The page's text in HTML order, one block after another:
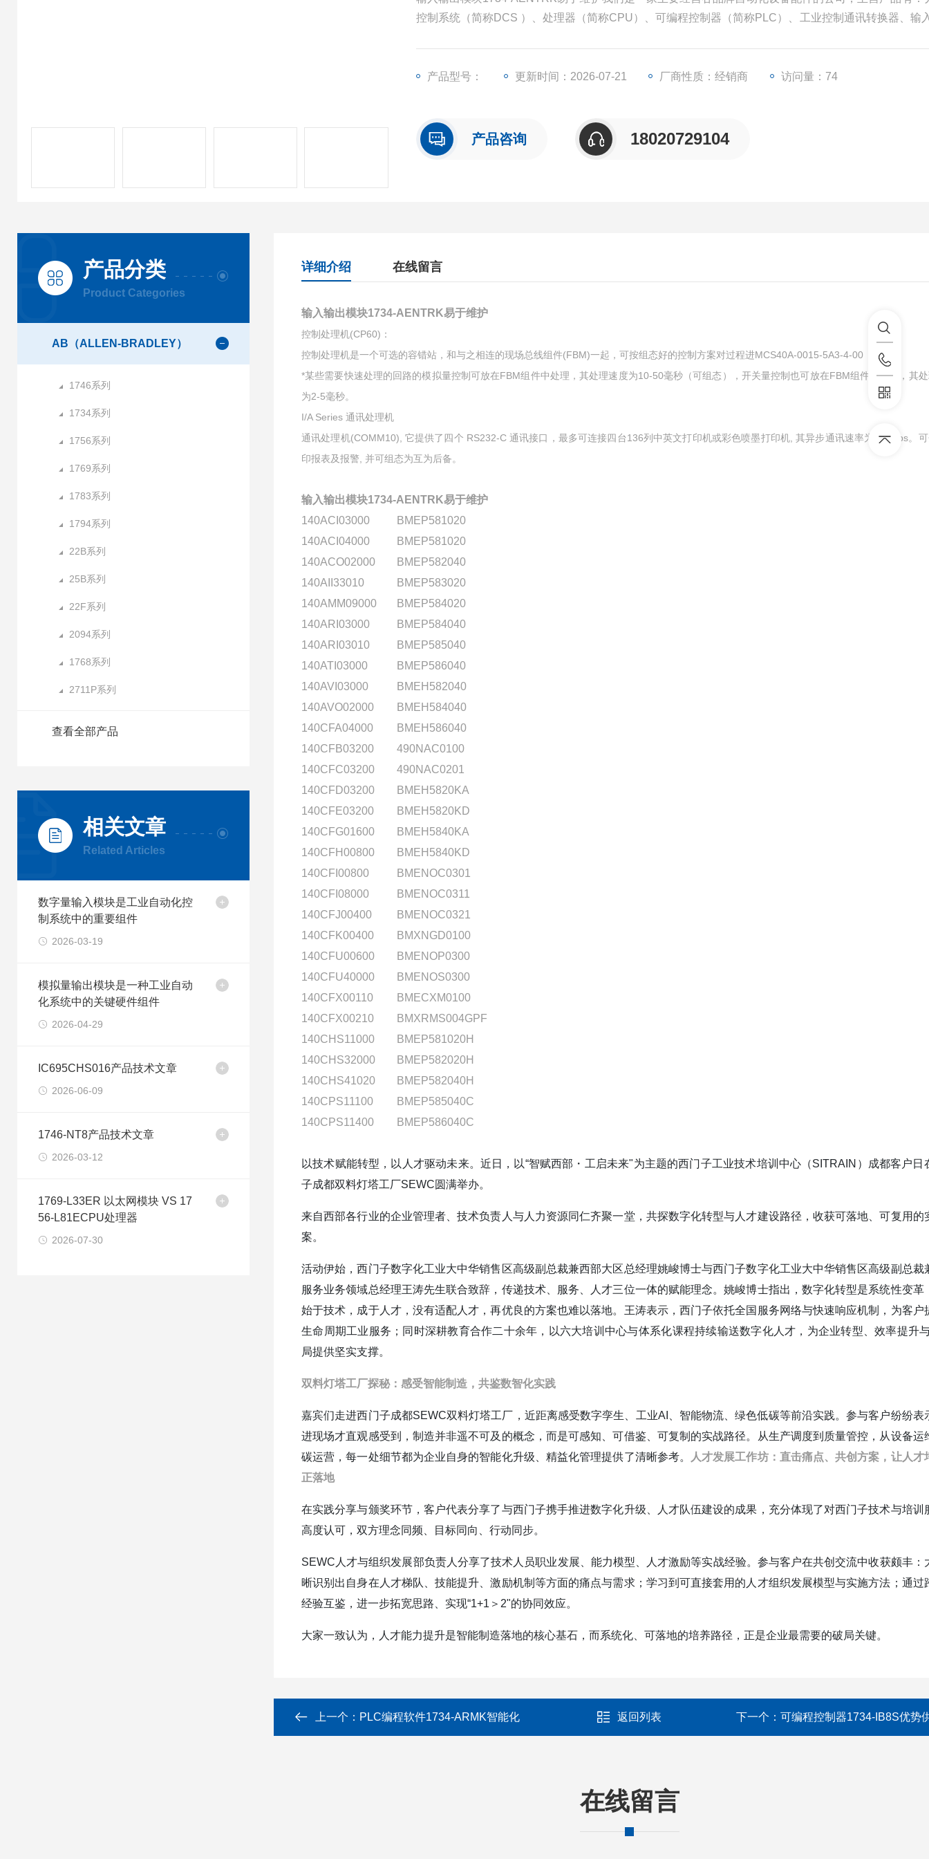
控制系统（简称DCS ）、处理器（简称CPU）、可编程控制器（简称PLC）、工业控制通讯转换器、输
产品型号： 更新时间：2026-07-21 厂商性质：经销商 访问量：74
产品咨询 18020729104
产品分类
Product Categories
AB（ALLEN-BRADLEY）
1746系列
1734系列
1756系列
1769系列
1783系列
1794系列
22B系列
25B系列
22F系列
2094系列
1768系列
2711P系列
查看全部产品
相关文章
Related Articles
数字量输入模块是工业自动化控
制系统中的重要组件
2026-03-19
模拟量输出模块是一种工业自动
化系统中的关键硬件组件
2026-04-29
IC695CHS016产品技术文章
2026-06-09
1746-NT8产品技术文章
2026-03-12
1769-L33ER 以太网模块 VS 17
56-L81ECPU处理器
2026-07-30
详细介绍 在线留言
输入输出模块1734-AENTRK易于维护
控制处理机(CP60)：
控制处理机是一个可选的容错站，和与之相连的现场总线组件(FBM)一起，可按组态好的控制方案对过程进MCS40A-0015-5A3-4-00 模块
*某些需要快速处理的回路的模拟量控制可放在FBM组件中处理，其处理速度为10-50毫秒（可组态），开关量控制也可放在FBM组件中处理，其
为2-5毫秒。
I/A Series 通讯处理机
通讯处理机(COMM10), 它提供了四个 RS232-C 通讯接口，最多可连接四台136列中英文打印机或彩色喷墨打印机, 其异步通讯速率为9.6kbps。
印报表及报警, 并可组态为互为后备。
输入输出模块1734-AENTRK易于维护
140ACI03000
BMEP581020
140ACI04000
BMEP581020
140ACO02000
BMEP582040
140AII33010
BMEP583020
140AMM09000
BMEP584020
140ARI03000
BMEP584040
140ARI03010
BMEP585040
140ATI03000
BMEP586040
140AVI03000
BMEH582040
140AVO02000
BMEH584040
140CFA04000
BMEH586040
140CFB03200
490NAC0100
140CFC03200
490NAC0201
140CFD03200
BMEH5820KA
140CFE03200
BMEH5820KD
140CFG01600
BMEH5840KA
140CFH00800
BMEH5840KD
140CFI00800
BMENOC0301
140CFI08000
BMENOC0311
140CFJ00400
BMENOC0321
140CFK00400
BMXNGD0100
140CFU00600
BMENOP0300
140CFU40000
BMENOS0300
140CFX00110
BMECXM0100
140CFX00210
BMXRMS004GPF
140CHS11000
BMEP581020H
140CHS32000
BMEP582020H
140CHS41020
BMEP582040H
140CPS11100
BMEP585040C
140CPS11400
BMEP586040C
以技术赋能转型，以人才驱动未来。近日，以“智赋西部・工启未来"为主题的西门子工业技术培训中心（SITRAIN）成都客户日
子成都双料灯塔工厂SEWC圆满举办。
来自西部各行业的企业管理者、技术负责人与人力资源同仁齐聚一堂，共探数字化转型与人才建设路径，收获可落地、可复用的
案。
活动伊始，西门子数字化工业大中华销售区高级副总裁兼西部大区总经理姚峻博士与西门子数字化工业大中华销售区高级副总裁
服务业务领域总经理王涛先生联合致辞，传递技术、服务、人才三位一体的赋能理念。姚峻博士指出，数字化转型是系统性变革
始于技术，成于人才，没有适配人才，再优良的方案也难以落地。王涛表示，西门子依托全国服务网络与快速响应机制，为客户
生命周期工业服务；同时深耕教育合作二十余年，以六大培训中心与体系化课程持续输送数字化人才，为企业转型、效率提升
局提供坚实支撑。
双料灯塔工厂探秘：感受智能制造，共鉴数智化实践
嘉宾们走进西门子成都SEWC双料灯塔工厂，近距离感受数字孪生、工业AI、智能物流、绿色低碳等前沿实践。参与客户纷纷表
进现场才直观感受到，制造并非遥不可及的概念，而是可感知、可借鉴、可复制的实战路径。从生产调度到质量管控，从设备运
碳运营，每一处细节都为企业自身的智能化升级、精益化管理提供了清晰参考。
人才发展工作坊：直击痛点、共创方案，让人才
正落地
在实践分享与颁奖环节，客户代表分享了与西门子携手推进数字化升级、人才队伍建设的成果，充分体现了对西门子技术与培训
高度认可，双方理念同频、目标同向、行动同步。
SEWC人才与组织发展部负责人分享了技术人员职业发展、能力模型、人才激励等实战经验。参与客户在共创交流中收获颇丰：
晰识别出自身在人才梯队、技能提升、激励机制等方面的痛点与需求；学习到可直接套用的人才组织发展模型与实施方法；通过
经验互鉴，进一步拓宽思路、实现“1+1＞2"的协同效应。
大家一致认为，人才能力提升是智能制造落地的核心基石，而系统化、可落地的培养路径，正是企业最需要的破局关键。
上一个： PLC编程软件1734-ARMK智能化 返回列表 下一个： 可编程控制器1734-IB8S优势
在线留言